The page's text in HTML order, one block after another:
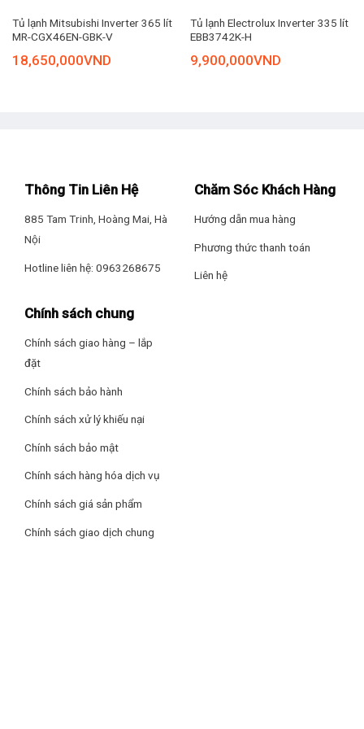
hơn. Sản phẩm khá phù hợp cho gia đình có từ 4 – 5 thành
viên sử dụng.
cùng tiết kiệm điện, đó là nhờ vào công nghệ Inverter được
tích hợp thêm vào tủ lạnh giúp tủ vừa vận hành êm ái, không
Tủ lạnh Mitsubishi Inverter 365 lít
MR-CGX46EN-GBK-V
18,650,000VND
Tủ lạnh Electrolux Inverter 335 lít
EBB3742K-H
9,900,000VND
Thông Tin Liên Hệ
885 Tam Trinh, Hoàng Mai, Hà
Nội
Hotline liên hệ: 0963268675
Chăm Sóc Khách Hàng
Hướng dẫn mua hàng
Phương thức thanh toán
Liên hệ
Chính sách chung
Chính sách giao hàng – lắp
đặt
Chính sách bảo hành
Chính sách xử lý khiếu nại
Chính sách bảo mật
Chính sách hàng hóa dịch vụ
Chính sách giá sản phẩm
Chính sách giao dịch chung